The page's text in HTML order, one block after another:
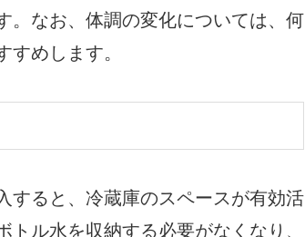
。なお、体調の変化については、何
めします。
すると、冷蔵庫のスペースが有効活
ル水を収納する必要がなくなり、